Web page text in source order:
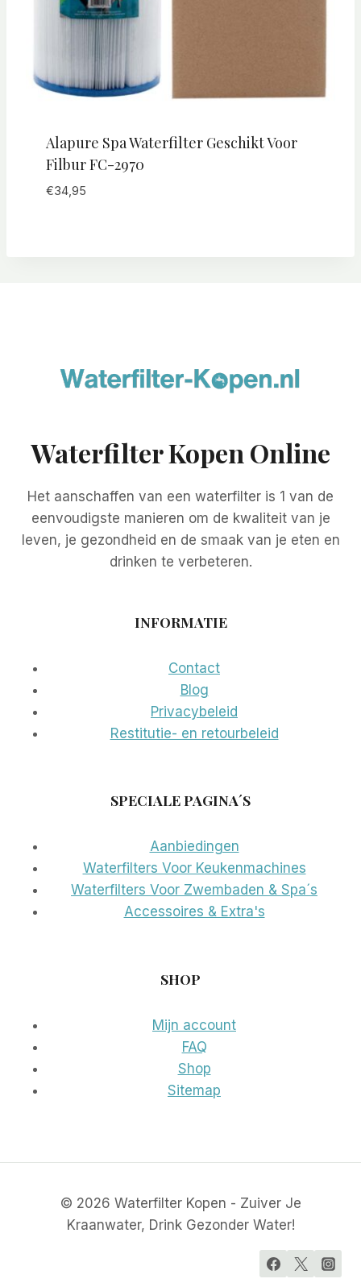
Alapure Spa Waterfilter Geschikt Voor
Filbur FC-2970
€34,95
Waterfilter Kopen Online
Het aanschaffen van een waterfilter is 1 van de
eenvoudigste manieren om de kwaliteit van je
leven, je gezondheid en de smaak van je eten en
drinken te verbeteren.
INFORMATIE
Contact
Blog
Privacybeleid
Restitutie- en retourbeleid
SPECIALE PAGINA´S
Aanbiedingen
Waterfilters Voor Keukenmachines
Waterfilters Voor Zwembaden & Spa´s
Accessoires & Extra's
SHOP
Mijn account
FAQ
Shop
Sitemap
© 2026 Waterfilter Kopen - Zuiver Je
Kraanwater, Drink Gezonder Water!